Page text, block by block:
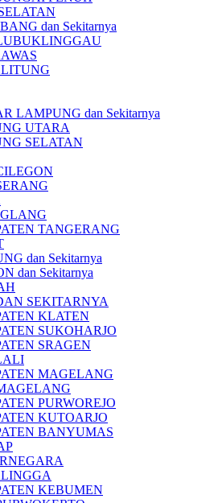
dan Sekitarnya
LAMPUNG dan Sekitarnya
UTARA
SELATAN
TANGERANG
dan Sekitarnya
dan Sekitarnya
SEKITARNYA
KLATEN
SUKOHARJO
SRAGEN
MAGELANG
PURWOREJO
KUTOARJO
BANYUMAS
KEBUMEN